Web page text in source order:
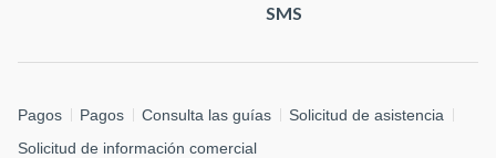
SMS
Pagos Pagos Consulta las guías
Solicitud de asistencia
Solicitud de información comercial